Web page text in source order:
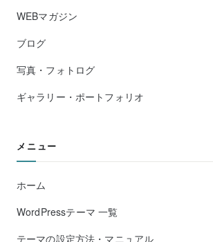
WEBマガジン
ブログ
写真・フォトログ
ギャラリー・ポートフォリオ
メニュー
ホーム
WordPressテーマ 一覧
テーマの設定方法・マニュアル